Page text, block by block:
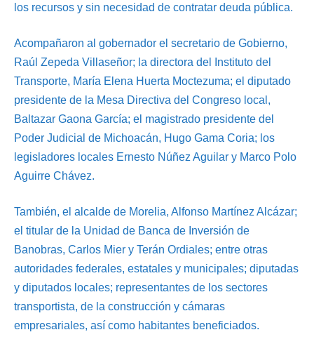
los recursos y sin necesidad de contratar deuda pública.
Acompañaron al gobernador el secretario de Gobierno,
Raúl Zepeda Villaseñor; la directora del Instituto del
Transporte, María Elena Huerta Moctezuma; el diputado
presidente de la Mesa Directiva del Congreso local,
Baltazar Gaona García; el magistrado presidente del
Poder Judicial de Michoacán, Hugo Gama Coria; los
legisladores locales Ernesto Núñez Aguilar y Marco Polo
Aguirre Chávez.
También, el alcalde de Morelia, Alfonso Martínez Alcázar;
el titular de la Unidad de Banca de Inversión de
Banobras, Carlos Mier y Terán Ordiales; entre otras
autoridades federales, estatales y municipales; diputadas
y diputados locales; representantes de los sectores
transportista, de la construcción y cámaras
empresariales, así como habitantes beneficiados.